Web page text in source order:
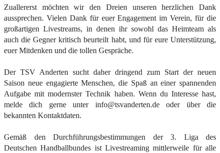
Zuallererst möchten wir den Dreien unseren herzlichen Dank
aussprechen. Vielen Dank für euer Engagement im Verein, für die
großartigen Livestreams, in denen ihr sowohl das Heimteam als
auch die Gegner kritisch beurteilt habt, und für eure Unterstützung,
euer Mitdenken und die tollen Gespräche.
Der TSV Anderten sucht daher dringend zum Start der neuen
Saison neue engagierte Menschen, die Spaß an einer spannenden
Aufgabe mit modernster Technik haben. Wenn du Interesse hast,
melde dich gerne unter info@tsvanderten.de oder über die
bekannten Kontaktdaten.
Gemäß den Durchführungsbestimmungen der 3. Liga des
Deutschen Handballbundes ist Livestreaming mittlerweile für alle